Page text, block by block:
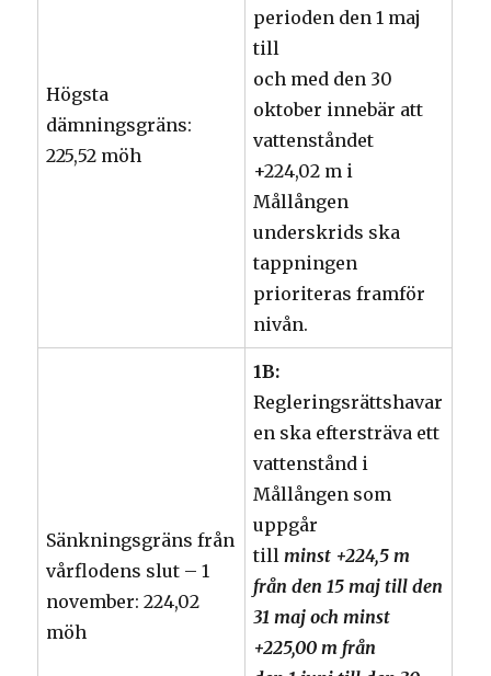
Högsta
dämningsgräns:
225,52 möh
perioden den 1 maj
till
och med den 30
oktober innebär att
vattenståndet
+224,02 m i
Mållången
underskrids ska
tappningen
prioriteras framför
nivån.
Sänkningsgräns från
vårflodens slut – 1
november: 224,02
möh
1B:
Regleringsrättshavar
en ska eftersträva ett
vattenstånd i
Mållången som
uppgår
tillminst +224,5 m
från den 15 maj till den
31 maj och minst
+225,00 m från